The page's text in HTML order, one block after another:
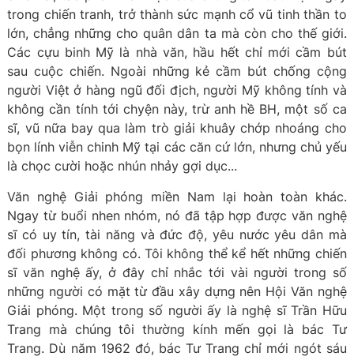
trong chiến tranh, trở thành sức mạnh cổ vũ tinh thần to
lớn, chẳng những cho quân dân ta mà còn cho thế giới.
Các cựu binh Mỹ là nhà văn, hầu hết chỉ mới cầm bút
sau cuộc chiến. Ngoài những kẻ cầm bút chống cộng
người Việt ở hàng ngũ đối địch, người Mỹ không tính và
không cần tính tới chyện này, trừ anh hề BH, một số ca
sĩ, vũ nữa bay qua làm trò giải khuây chớp nhoáng cho
bọn lính viễn chinh Mỹ tại các căn cứ lớn, nhưng chủ yếu
là chọc cười hoặc nhún nhảy gợi dục...
Văn nghệ Giải phóng miền Nam lại hoàn toàn khác.
Ngay từ buổi nhen nhóm, nó đã tập hợp được văn nghệ
sĩ có uy tín, tài năng và đức độ, yêu nước yêu dân mà
đối phương không có. Tôi không thể kể hết những chiến
sĩ văn nghệ ấy, ở đây chỉ nhắc tới vài người trong số
những người có mặt từ đầu xây dựng nên Hội Văn nghệ
Giải phóng. Một trong số người ấy là nghệ sĩ Trần Hữu
Trang mà chúng tôi thường kính mến gọi là bác Tư
Trang. Dù năm 1962 đó, bác Tư Trang chỉ mới ngót sáu